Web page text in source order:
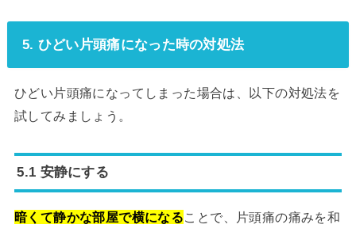
5. ひどい片頭痛になった時の対処法
ひどい片頭痛になってしまった場合は、以下の対処法を
試してみましょう。
5.1 安静にする
暗くて静かな部屋で横になることで、片頭痛の痛みを和